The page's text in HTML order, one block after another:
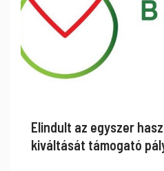
Elindult az egyszer
kiváltását támogató